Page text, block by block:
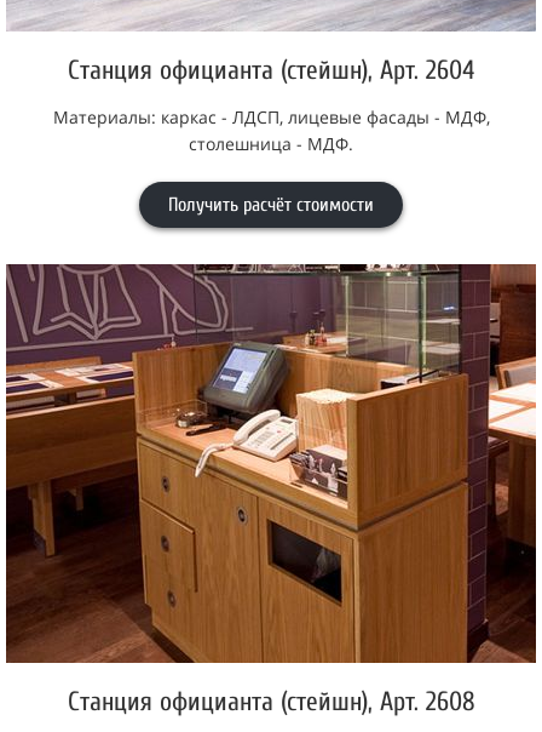
Станция официанта (стейшн), Арт. 2604
Материалы: каркас - ЛДСП, лицевые фасады - МДФ,
столешница - МДФ.
Получить расчёт стоимости
Станция официанта (стейшн), Арт. 2608